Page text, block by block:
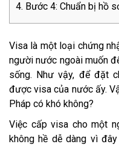
Bước 4: Chuẩn bị hồ
Visa là một loại chứng
người nước ngoài muốn
sống. Như vậy, để đặt
được visa của nước ấy.
Pháp có khó không?
Việc cấp visa cho một
không hề dễ dàng vì